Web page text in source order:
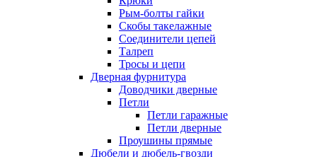
Рым-болты гайки
Скобы такелажные
Соединители цепей
Талреп
Тросы и цепи
Дверная фурнитура
Доводчики дверные
Петли
Петли гаражные
Петли дверные
Проушины прямые
Дюбели и дюбель-гвозди